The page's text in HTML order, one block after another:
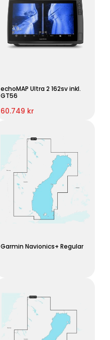
echoMAP Ultra 2 162sv inkl.
GT56
60.749 kr
Garmin Navionics+ Regular